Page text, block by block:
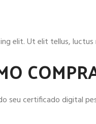
elit. Ut elit tellus,
seu certificado digital